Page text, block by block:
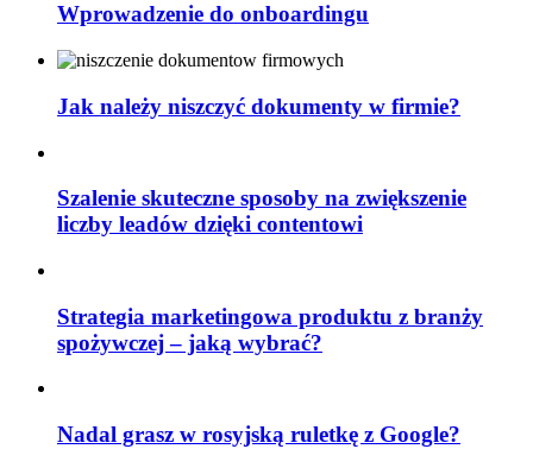
Wprowadzenie do onboardingu
Jak należy niszczyć dokumenty w firmie?
Szalenie skuteczne sposoby na zwiększenie
liczby leadów dzięki contentowi
Strategia marketingowa produktu z branży
spożywczej – jaką wybrać?
Nadal grasz w rosyjską ruletkę z Google?